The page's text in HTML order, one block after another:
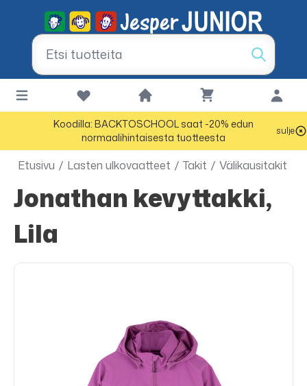
Koodilla: BACKTOSCHOOL saat -20% edun
normaalihintaisesta tuotteesta
sulje
Etusivu / Lasten ulkovaatteet / Takit / Välikausitakit
Jonathan kevyttakki,
Lila